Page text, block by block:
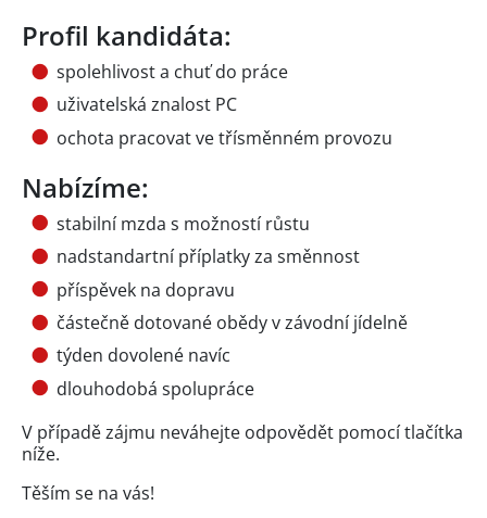
Profil kandidáta:
spolehlivost a chuť do práce
uživatelská znalost PC
ochota pracovat ve třísměnném provozu
Nabízíme:
stabilní mzda s možností růstu
nadstandartní příplatky za směnnost
příspěvek na dopravu
částečně dotované obědy v závodní jídelně
týden dovolené navíc
dlouhodobá spolupráce
V případě zájmu neváhejte odpovědět pomocí tlačítka
níže.
Těším se na vás!